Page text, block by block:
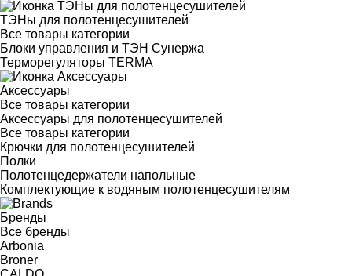
ТЭНы для полотенцесушителей
Все товары категории
Блоки управления и ТЭН Сунержа
Терморегуляторы TERMA
Аксессуары
Все товары категории
Аксессуары для полотенцесушителей
Все товары категории
Крючки для полотенцесушителей
Полки
Полотенцедержатели напольные
Комплектующие к водяным полотенцесушителям
Бренды
Все бренды
Arbonia
Broner